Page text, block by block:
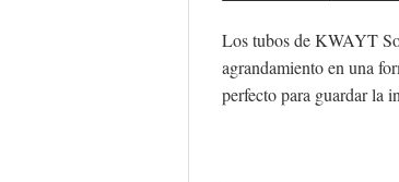
Los tubos de KWAYT
agrandamiento en una
perfecto para guardar la